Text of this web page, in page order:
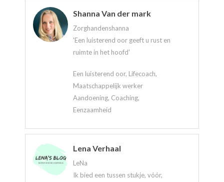
Shanna Van der mark
Zorghandenshanna
'Een luisterend oor geeft u rust en
ruimte in het hoofd'
Een luisterend oor, Lifecoach,
Maatschappelijk werker
Aandoening, Coaching,
Eenzaamheid
Lena Verhaal
LeNa
Ik bied een tussen stukje, vóór,